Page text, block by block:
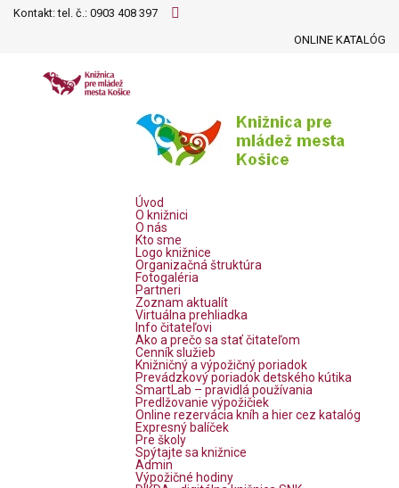
Kontakt: tel. č.: 0903 408 397
ONLINE KATALÓG
Úvod
O knižnici
O nás
Kto sme
Logo knižnice
Organizačná štruktúra
Fotogaléria
Partneri
Zoznam aktualít
Virtuálna prehliadka
Info čitateľovi
Ako a prečo sa stať čitateľom
Cenník služieb
Knižničný a výpožičný poriadok
Prevádzkový poriadok detského kútika
SmartLab – pravidlá používania
Predlžovanie výpožičiek
Online rezervácia kníh a hier cez katalóg
Expresný balíček
Pre školy
Spýtajte sa knižnice
Admin
Výpožičné hodiny